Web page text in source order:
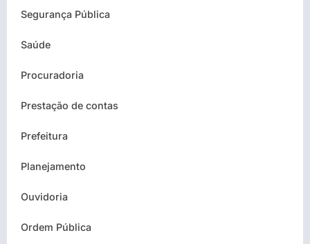
Segurança Pública
Saúde
Procuradoria
Prestação de contas
Prefeitura
Planejamento
Ouvidoria
Ordem Pública